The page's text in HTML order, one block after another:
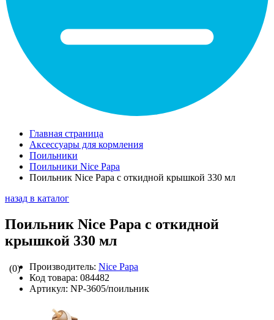
Главная страница
Аксессуары для кормления
Поильники
Поильники Nice Papa
Поильник Nice Papa с откидной крышкой 330 мл
назад в каталог
Поильник Nice Papa с откидной
крышкой 330 мл
(0) Производитель: Nice Papa
Код товара: 084482
Артикул: NP-3605/поильник